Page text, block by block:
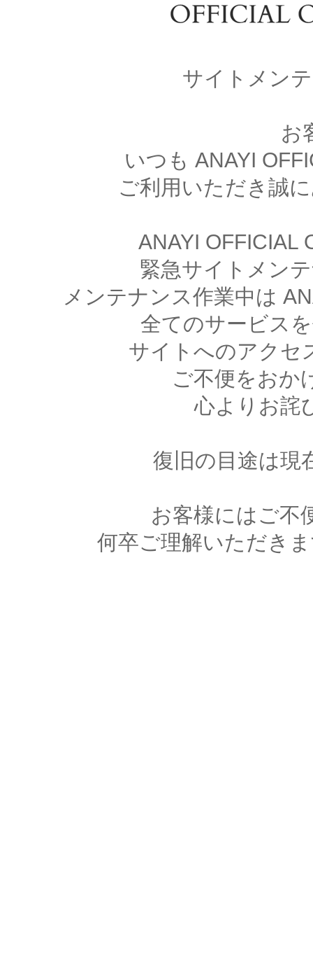
サイトメン
お
いつも ANAYI
ご利用いただき誠
ANAYI OFFICIAL
緊急サイトメン
メンテナンス作業中は
全てのサービス
サイトへのアクセ
ご不便をおか
心よりお詫
復旧の目途は現
お客様にはご不
何卒ご理解いただき